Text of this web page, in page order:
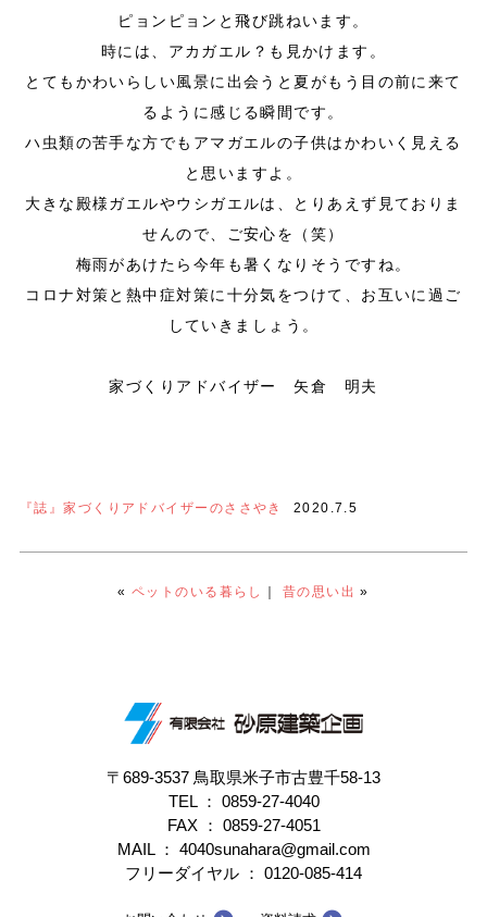
ピョンピョンと飛び跳ねいます。
時には、アカガエル？も見かけます。
とてもかわいらしい風景に出会うと夏がもう目の前に来て
るように感じる瞬間です。
ハ虫類の苦手な方でもアマガエルの子供はかわいく見える
と思いますよ。
大きな殿様ガエルやウシガエルは、とりあえず見ておりま
せんので、ご安心を（笑）
梅雨があけたら今年も暑くなりそうですね。
コロナ対策と熱中症対策に十分気をつけて、お互いに過ご
していきましょう。
家づくりアドバイザー 矢倉 明夫
『誌』家づくりアドバイザーのささやき 2020.7.5
« ペットのいる暮らし ｜ 昔の思い出 »
〒689-3537 鳥取県米子市古豊千58-13
TEL ： 0859-27-4040
FAX ： 0859-27-4051
MAIL ： 4040sunahara@gmail.com
フリーダイヤル ： 0120-085-414